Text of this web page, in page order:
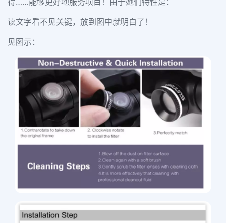
读文字看不见关键，放到图中就明白了！
见图示：